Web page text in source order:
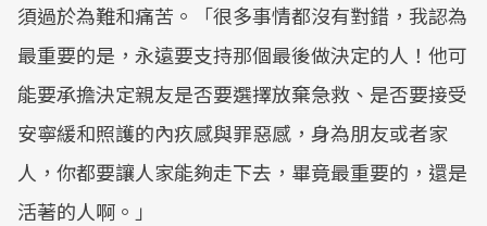
須過於為難和痛苦。「很多事情都沒有對錯，我認為
最重要的是，永遠要支持那個最後做決定的人！他可
能要承擔決定親友是否要選擇放棄急救、是否要接受
安寧緩和照護的內疚感與罪惡感，身為朋友或者家
人，你都要讓人家能夠走下去，畢竟最重要的，還是
活著的人啊。」